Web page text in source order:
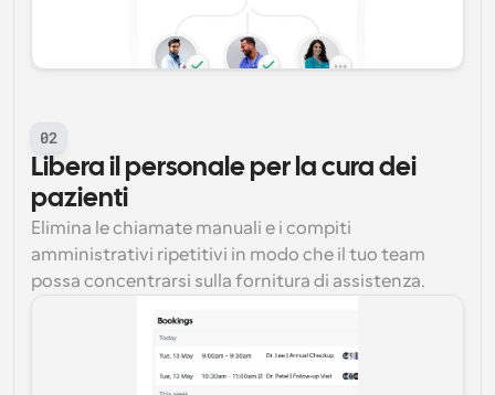
02
Libera il personale per la cura dei
pazienti
Elimina le chiamate manuali e i compiti
amministrativi ripetitivi in modo che il tuo team
possa concentrarsi sulla fornitura di assistenza.